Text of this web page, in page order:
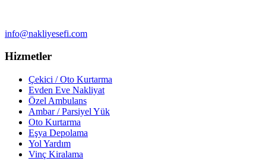
info@nakliyesefi.com
Hizmetler
Çekici / Oto Kurtarma
Evden Eve Nakliyat
Özel Ambulans
Ambar / Parsiyel Yük
Oto Kurtarma
Eşya Depolama
Yol Yardım
Vinç Kiralama